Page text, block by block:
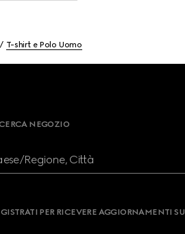
T-shirt e Polo Uomo
NEGOZIO
Regione, Città
PER RICEVERE AGGIORNAMENTI